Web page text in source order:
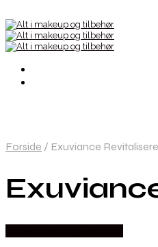
Forside / Exuviance